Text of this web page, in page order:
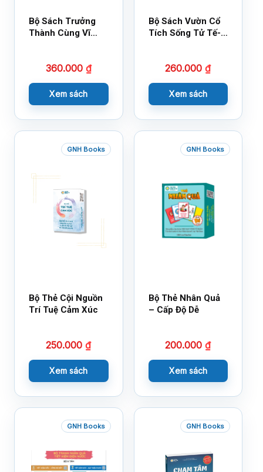
Bộ Sách Trưởng
Thành Cùng Vĩ
360.000 ₫
Xem sách
Bộ Sách Vườn Cổ
Tích Sống Tử Tế-
260.000₫
Xem sách
GNH Books
Bộ Thẻ Cội Nguồn
Trí Tuệ Cảm Xúc
250.000₫
Xem sách
GNH Books
Bộ Thẻ Nhân Quả
– Cấp Độ Dễ
200.000₫
Xem sách
GNH Books GNH Books